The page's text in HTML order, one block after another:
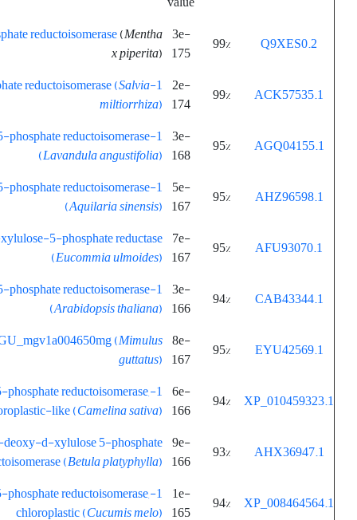
Q9XES0.2
99%
3e-
175
reductoisomerase(Mentha
x piperita)
ACK57535.1
99%
2e-
174
1-deoxy-d-xylulose 5-phosphate reductoisomerase (
Salvia
miltiorrhiza)
AGQ04155.1
95%
3e-
168
phosphate reductoisomerase
(Lavandulaangustifolia)
AHZ96598.1
95%
5e-
167
phosphate reductoisomerase
(Aquilaria sinensis)
AFU93070.1
95%
7e-
167
5-phosphate reductase
(Eucommiaulmoides)
CAB43344.1
94%
3e-
166
reductoisomerase
(Arabidopsis thaliana)
EYU42569.1
95%
8e-
167
(Mimulus
guttatus)
XP_010459323.1
94%
6e-
166
reductoisomerase,
like (Camelina sativa)
AHX36947.1
93%
9e-
166
d-xylulose 5-phosphate
(Betula platyphylla)
XP_008464564.1
94%
1e-
165
reductoisomerase,
chloroplastic (Cucumis melo)